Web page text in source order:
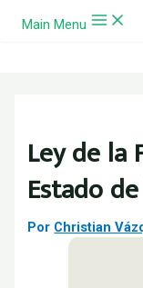
Ir al contenido
Main Menu
Ley de la
Estado
Por Christian